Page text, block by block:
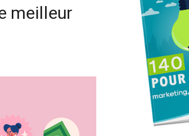
meilleur